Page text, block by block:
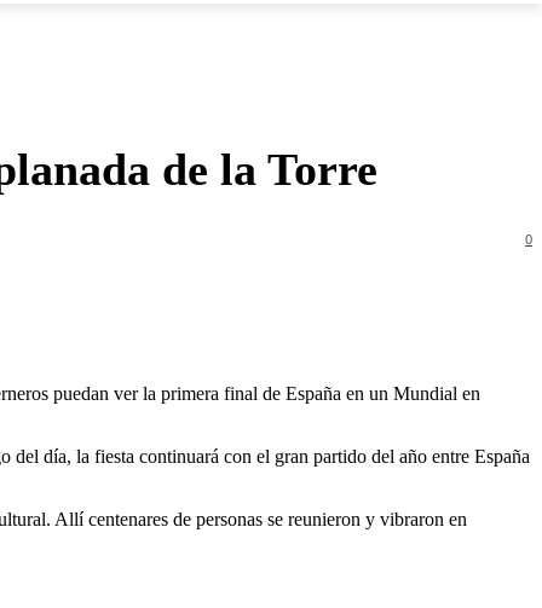
de la Torre
0
puedan ver la primera final de España en un Mundial en
día, la fiesta continuará con el gran partido del año entre España
Allí centenares de personas se reunieron y vibraron en